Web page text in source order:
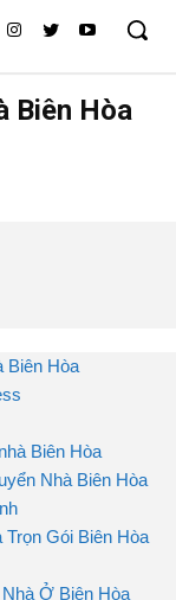
Biên Hòa
Biên Hòa
Biên Hòa
Nhà Biên Hòa
Gói Biên Hòa
Ở Biên Hòa